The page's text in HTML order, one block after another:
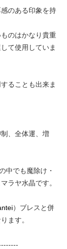
のある印象を持
のはかなり貴重
て使用していま
ることも出来ま
、全体運、増
中でも魔除け・
ラヤ水晶です。
）ブレスと併
ます。